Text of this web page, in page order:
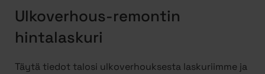
Ulkoverhous-remontin
hintalaskuri
Täytä tiedot talosi ulkoverhouksesta laskuriimme ja